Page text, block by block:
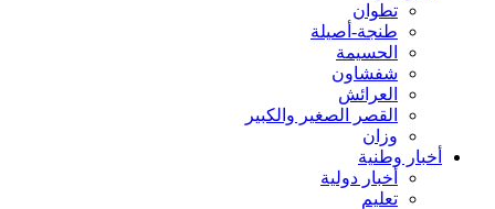
تطوان
طنجة-أصيلة
الحسيمة
شفشاون
العرائش
القصر الصغير والكبير
وزان
أخبار وطنية
أخبار دولية
تعليم